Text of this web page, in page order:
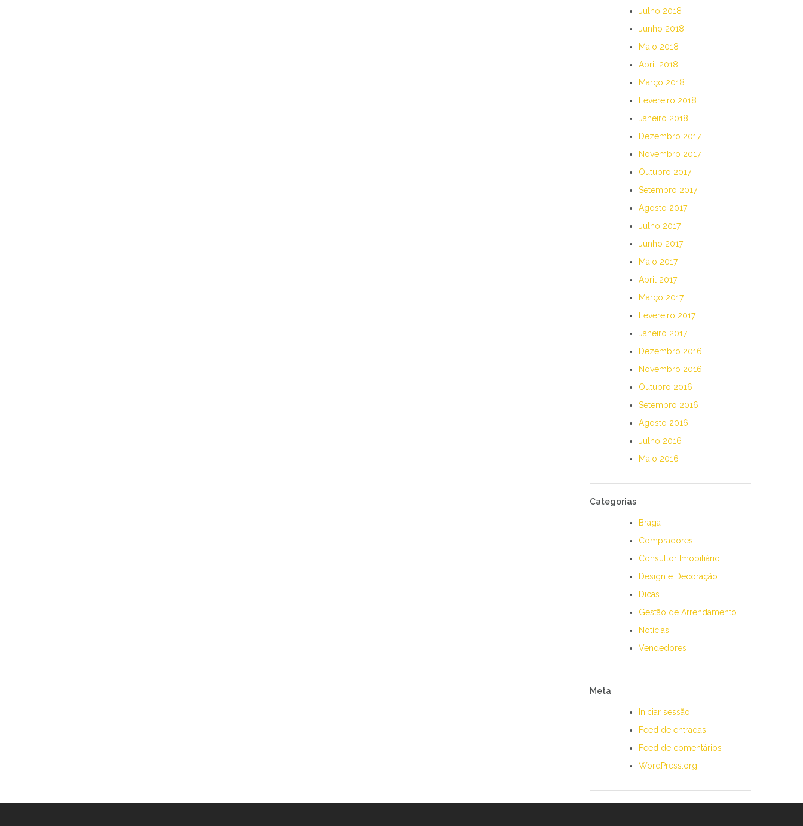
Julho 2018
Junho 2018
Maio 2018
Abril 2018
Março 2018
Fevereiro 2018
Janeiro 2018
Dezembro 2017
Novembro 2017
Outubro 2017
Setembro 2017
Agosto 2017
Julho 2017
Junho 2017
Maio 2017
Abril 2017
Março 2017
Fevereiro 2017
Janeiro 2017
Dezembro 2016
Novembro 2016
Outubro 2016
Setembro 2016
Agosto 2016
Julho 2016
Maio 2016
Categorias
Braga
Compradores
Consultor Imobiliário
Design e Decoração
Dicas
Gestão de Arrendamento
Notícias
Vendedores
Meta
Iniciar sessão
Feed de entradas
Feed de comentários
WordPress.org